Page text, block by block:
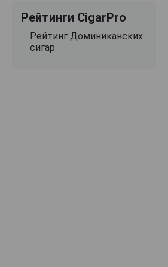
Рейтинги CigarPro
Рейтинг Доминиканских
сигар